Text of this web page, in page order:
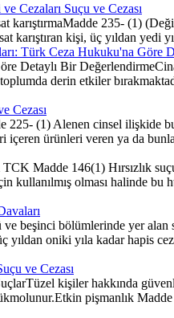
Cezaları Suçu ve Cezası
235- (1)
kişi, üç yıldan yedi
Türk Ceza Hukuku'na Göre
Detaylı Bir
derin etkiler
Cezası
225- (1) Alenen cinsel ilişkide
içeren ürünleri veren ya da
TCK Madde 146(1)
kullanılmış olması halinde
beşinci bölümlerinde yer
yıldan oniki yıla kadar hapis
ve Cezası
kişiler hakkında
pişmanlık